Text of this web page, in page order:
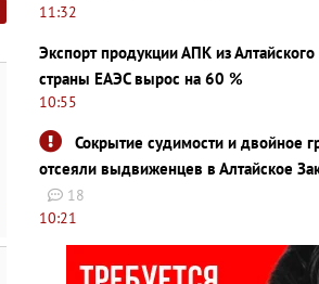
11:32
Экспорт продукции АПК из Алтайского
страны ЕАЭС вырос на 60 %
10:55
Сокрытие судимости и двойное
отсеяли выдвиженцев в Алтайское
18
10:21